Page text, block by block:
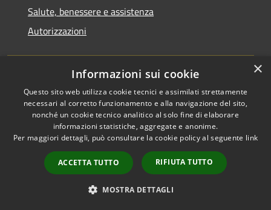
Salute, benessere e assistenza
Autorizzazioni
Notizie
Comunicati
VIVERE IL COMUNE
×
Informazioni sui cookie
Questo sito web utilizza cookie tecnici e assimilati strettamente
necessari al corretto funzionamento e alla navigazione del sito,
nonché un cookie tecnico analitico al solo fine di elaborare
informazioni statistiche, aggregate e anonime.
Per maggiori dettagli, può consultare la cookie policy al seguente link
ACCETTA TUTTO RIFIUTA TUTTO
MOSTRA DETTAGLI